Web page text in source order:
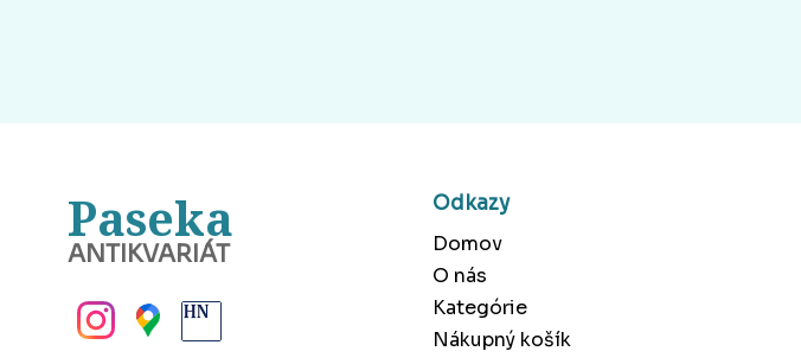
Paseka
ANTIKVARIÁT
Odkazy
Domov
O nás
Kategórie
Nákupný košík